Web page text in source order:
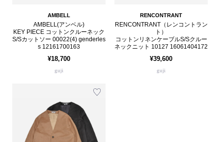
AMBELL
AMBELL(アンベル)
KEY PIECE コットンクルーネック
S/Sカットソー 00022(4) genderles
s 12161700163
¥18,700
guji
RENCONTRANT
RENCONTRANT（レンコントラン
ト）
コットンリネンケーブルS/Sクルー
ネックニット 10127 16061404172
¥39,600
guji